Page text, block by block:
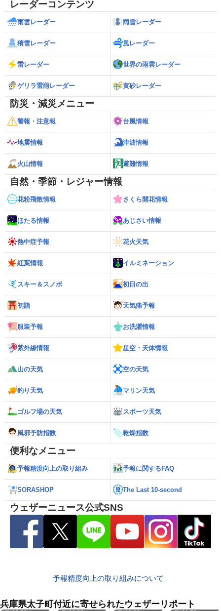
レーダーコンテンツ
雨雲レーダー 雨雪レーダー
積雪レーダー 風レーダー
雷レーダー 世界の雨雲レーダー
ゲリラ雷雨レーダー 黄砂レーダー
防災・減災メニュー
警報・注意報 台風情報
地震情報 津波情報
火山情報 避難情報
自然・季節・レジャー情報
花粉飛散情報 さくら開花情報
ほたる情報 あじさい情報
熱中症予報 花火天気
紅葉情報 イルミネーション
スキー＆スノボ 初日の出
初詣 天気痛予報
服装予報 お洗濯情報
紫外線情報 星空・天体情報
山の天気 空の天気
釣り天気 マリン天気
ゴルフ場の天気 スポーツ天気
風邪予防指数 乾燥指数
便利なメニュー
予報精度向上の取り組み 予報に関するFAQ
SORASHOP The Last 10-second
ウェザーニュース公式SNS
予報精度向上の取り組みについて
兵庫県太子町付近に寄せられたウェザーリポート
8月10日
8月10日
8月10日
8月10日